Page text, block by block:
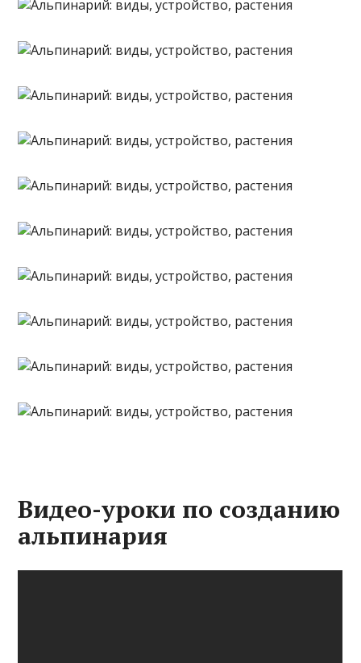
Видео-уроки по созданию
альпинария